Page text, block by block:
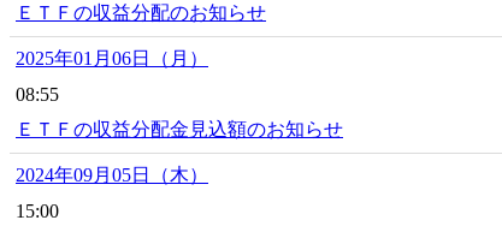
ＥＴＦの収益分配のお知らせ
2025年01月06日（月）
08:55
ＥＴＦの収益分配金見込額のお知らせ
2024年09月05日（木）
15:00